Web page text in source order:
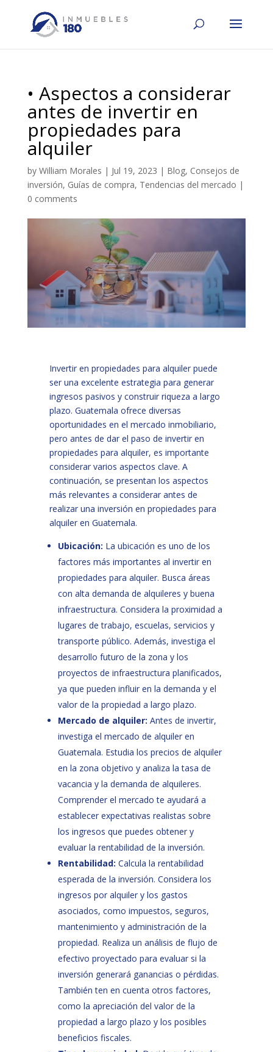
• Aspectos a considerar
antes de invertir en
propiedades para
alquiler
by William Morales | Jul 19, 2023 | Blog, Consejos de
inversión, Guías de compra, Tendencias del mercado |
0 comments
Invertir en propiedades para alquiler puede
ser una excelente estrategia para generar
ingresos pasivos y construir riqueza a largo
plazo. Guatemala ofrece diversas
oportunidades en el mercado inmobiliario,
pero antes de dar el paso de invertir en
propiedades para alquiler, es importante
considerar varios aspectos clave. A
continuación, se presentan los aspectos
más relevantes a considerar antes de
realizar una inversión en propiedades para
alquiler en Guatemala.
Ubicación: La ubicación es uno de los
factores más importantes al invertir en
propiedades para alquiler. Busca áreas
con alta demanda de alquileres y buena
infraestructura. Considera la proximidad a
lugares de trabajo, escuelas, servicios y
transporte público. Además, investiga el
desarrollo futuro de la zona y los
proyectos de infraestructura planificados,
ya que pueden influir en la demanda y el
valor de la propiedad a largo plazo.
Mercado de alquiler: Antes de invertir,
investiga el mercado de alquiler en
Guatemala. Estudia los precios de alquiler
en la zona objetivo y analiza la tasa de
vacancia y la demanda de alquileres.
Comprender el mercado te ayudará a
establecer expectativas realistas sobre
los ingresos que puedes obtener y
evaluar la rentabilidad de la inversión.
Rentabilidad: Calcula la rentabilidad
esperada de la inversión. Considera los
ingresos por alquiler y los gastos
asociados, como impuestos, seguros,
mantenimiento y administración de la
propiedad. Realiza un análisis de flujo de
efectivo proyectado para evaluar si la
inversión generará ganancias o pérdidas.
También ten en cuenta otros factores,
como la apreciación del valor de la
propiedad a largo plazo y los posibles
beneficios fiscales.